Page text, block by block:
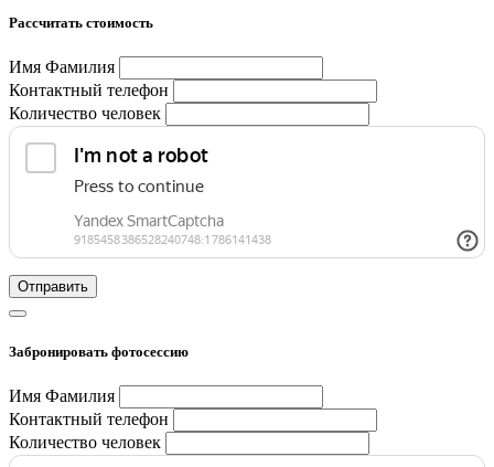
Рассчитать стоимость
Имя Фамилия
Контактный телефон
Количество человек
Отправить
Забронировать фотосессию
Имя Фамилия
Контактный телефон
Количество человек